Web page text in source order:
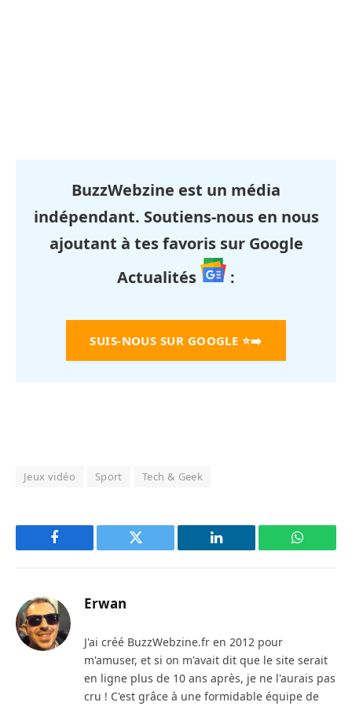
BuzzWebzine est un média
indépendant. Soutiens-nous en nous
ajoutant à tes favoris sur Google
Actualités
:
SUIS-NOUS SUR GOOGLE ⭐➡️
Jeux vidéo Sport Tech & Geek
Facebook Twitter LinkedIn
Erwan
J'ai créé BuzzWebzine.fr en 2012 pour
m'amuser, et si on m'avait dit que le site serait
en ligne plus de 10 ans après, je ne l'aurais pas
cru ! C'est grâce à une formidable équipe de